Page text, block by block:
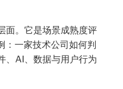
面。它是场景成熟度评
一家技术公司如何判
、AI、数据与用户行为